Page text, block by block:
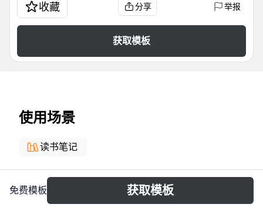
收藏 分享 举报
获取模板
使用场景
读书笔记
关于
免费模板 获取模板